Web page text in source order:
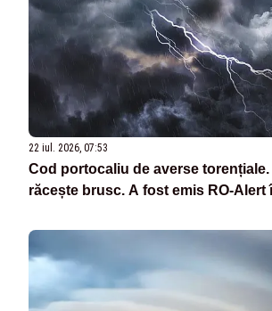
22 iul. 2026, 07:53
Cod portocaliu de averse torențiale.
răcește brusc. A fost emis RO-Alert